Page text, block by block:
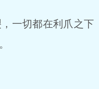
一切都在利爪之下